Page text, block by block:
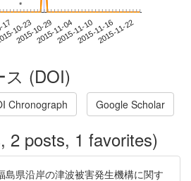
10-23
2015-10-292015-11-042015-11-102015-11-162015-11-22
**
ス (DOI)
Chronograph Google Scholar
2 posts, 1 favorites)
島県沿岸の津波被害発生機構に関す